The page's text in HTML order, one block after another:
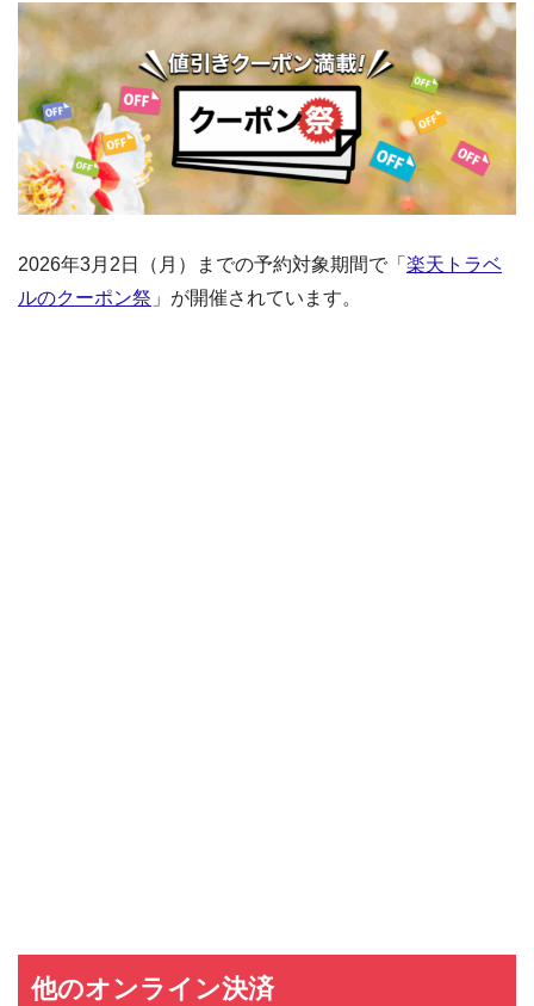
2026年3月2日（月）までの予約対象期間で「 楽天トラベ
ルのクーポン祭 」が開催されています。
他のオンライン決済